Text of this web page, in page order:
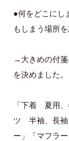
●何をどこにし
もしまう場所を
→大きめの付
を決めました。
「下着 夏用
ツ 半袖、長袖
ー」「マフラー